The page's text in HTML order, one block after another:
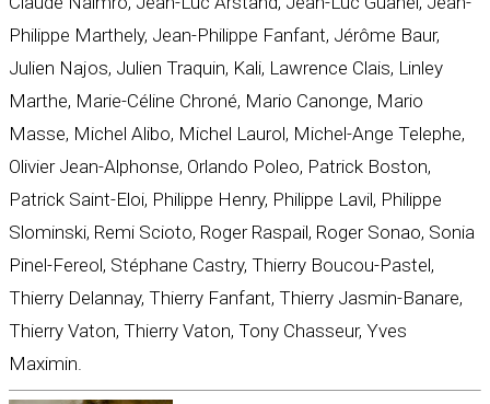
Philippe Marthely, Jean-Philippe Fanfant, Jérôme Baur,
Julien Najos, Julien Traquin, Kali, Lawrence Clais, Linley
Marthe, Marie-Céline Chroné, Mario Canonge, Mario
Masse, Michel Alibo, Michel Laurol, Michel-Ange Telephe,
Olivier Jean-Alphonse, Orlando Poleo, Patrick Boston,
Patrick Saint-Eloi, Philippe Henry, Philippe Lavil, Philippe
Slominski, Remi Scioto, Roger Raspail, Roger Sonao, Sonia
Pinel-Fereol, Stéphane Castry, Thierry Boucou-Pastel,
Thierry Delannay, Thierry Fanfant, Thierry Jasmin-Banare,
Thierry Vaton, Thierry Vaton, Tony Chasseur, Yves
Maximin.